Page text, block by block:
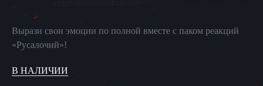
Вырази свои эмоции по полной вместе с паком реакций
«Русалочий»!
В НАЛИЧИИ